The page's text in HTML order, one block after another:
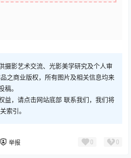
摄影艺术交流、光影美学研究及个人审
之商业版权，所有图片及相关信息均来
稿。
益，请点击网站底部 联系我们，我们将
索引。
举报 0 0